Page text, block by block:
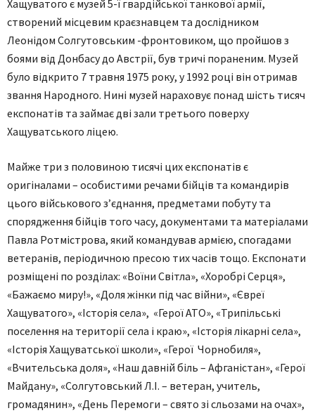
Хащуватого є музей 5-ї гвардійської танкової армії,
створений місцевим краєзнавцем та дослідником
Леонідом Солгутовським -фронтовиком, що пройшов з
боями від Донбасу до Австрії, був тричі пораненим. Музей
було відкрито 7 травня 1975 року, у 1992 році він отримав
звання Народного. Нині музей нараховує понад шість тисяч
експонатів та займає дві зали третього поверху
Хащуватського ліцею.
Майже три з половиною тисячі цих експонатів є
оригіналами – особистими речами бійців та командирів
цього військового з’єднання, предметами побуту та
спорядження бійців того часу, документами та матеріалами
Павла Ротмістрова, який командував армією, спогадами
ветеранів, періодичною пресою тих часів тощо. Експонати
розміщені по розділах: «Воїни Світла», «Хоробрі Серця»,
«Бажаємо миру!», «Доля жінки під час війни», «Євреї
Хащуватого», «Історія села», «Герої АТО», «Трипільські
поселення на території села і краю», «Історія лікарні села»,
«Історія Хащуватської школи», «Герої Чорнобиля»,
«Вчительська доля», «Наш давній біль – Афганістан», «Герої
Майдану», «Солгутовський Л.І. – ветеран, учитель,
громадянин», «День Перемоги – свято зі сльозами на очах»,